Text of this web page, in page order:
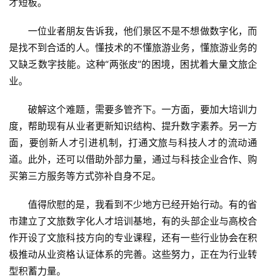
才短板。
一位业者朋友告诉我，他们景区不是不想做数字化，而
是找不到合适的人。懂技术的不懂旅游业务，懂旅游业务的
又缺乏数字技能。这种“两张皮”的困境，困扰着大量文旅企
业。
破解这个难题，需要多管齐下。一方面，要加大培训力
度，帮助现有从业者更新知识结构、提升数字素养。另一方
面，要创新人才引进机制，打通文旅与科技人才的流动通
道。此外，还可以借助外部力量，通过与科技企业合作、购
买第三方服务等方式弥补自身不足。
值得欣慰的是，我看到不少地方已经开始行动。有的省
市建立了文旅数字化人才培训基地，有的头部企业与高校合
作开设了文旅科技方向的专业课程，还有一些行业协会在积
极推动从业资格认证体系的完善。这些努力，正在为行业转
型积蓄力量。